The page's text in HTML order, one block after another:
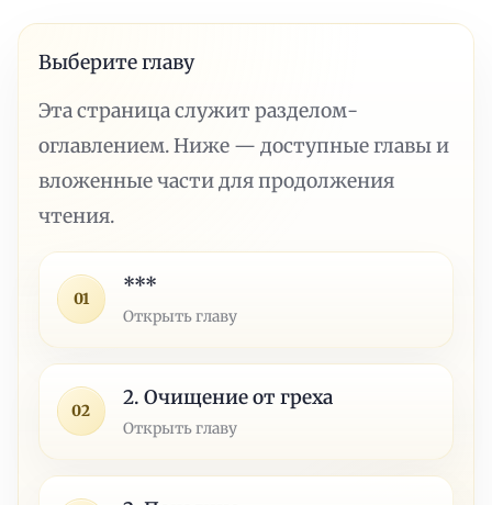
Выберите главу
Эта страница служит разделом-
оглавлением. Ниже — доступные главы и
вложенные части для продолжения
чтения.
01
***
Открыть главу
02
2. Очищение от греха
Открыть главу